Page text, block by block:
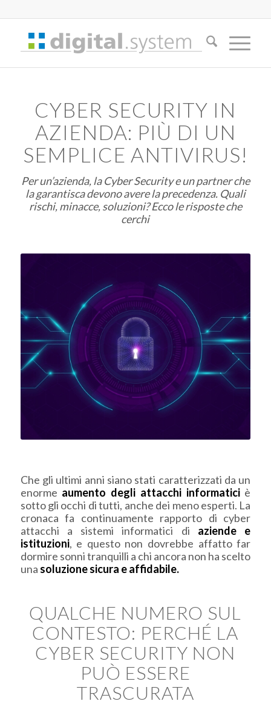
CYBER SECURITY IN
AZIENDA: PIÙ DI UN
SEMPLICE ANTIVIRUS!
Per un’azienda, la Cyber Security e un partner che
la garantisca devono avere la precedenza. Quali
rischi, minacce, soluzioni? Ecco le risposte che
cerchi
Che gli ultimi anni siano stati caratterizzati da un
enorme aumento degli attacchi informaticiè
sotto gli occhi di tutti, anche dei meno esperti. La
cronaca fa continuamente rapporto di cyber
attacchi a sistemi informatici di aziende e
istituzioni, e questo non dovrebbe affatto far
dormire sonni tranquilli a chi ancora non ha scelto
una soluzione sicura e affidabile.
QUALCHE NUMERO SUL
CONTESTO: PERCHÉ LA
CYBER SECURITY NON
PUÒ ESSERE
TRASCURATA